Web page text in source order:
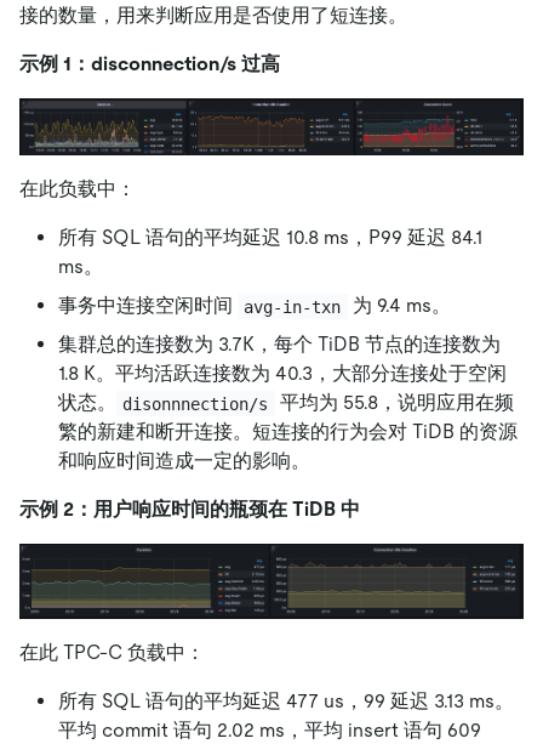
接的数量，用来判断应用是否使用了短连接。
示例 1：disconnection/s 过高
在此负载中：
所有 SQL 语句的平均延迟 10.8 ms，P99 延迟 84.1
ms。
事务中连接空闲时间
avg-in-txn
为 9.4 ms。
集群总的连接数为 3.7K，每个 TiDB 节点的连接数为
1.8 K。平均活跃连接数为 40.3，大部分连接处于空闲
状态。
disonnnection/s
平均为 55.8，说明应用在频
繁的新建和断开连接。短连接的行为会对 TiDB 的资源
和响应时间造成一定的影响。
示例 2：用户响应时间的瓶颈在 TiDB 中
在此 TPC-C 负载中：
所有 SQL 语句的平均延迟 477 us，99 延迟 3.13 ms。
平均 commit 语句 2.02 ms，平均 insert 语句 609